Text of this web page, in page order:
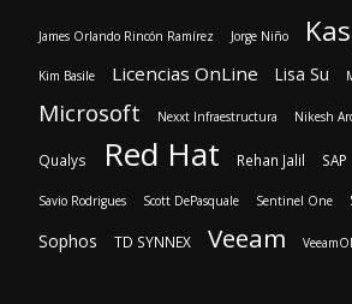
James Orlando Rincón Ramírez Jorge Niño
Kim Basile Licencias OnLine Lisa Su
Microsoft Nexxt Infraestructura Nikesh
Qualys Red Hat Rehan Jalil SAP
Savio Rodrigues Scott DePasquale Sentinel One
Sophos TD SYNNEX Veeam